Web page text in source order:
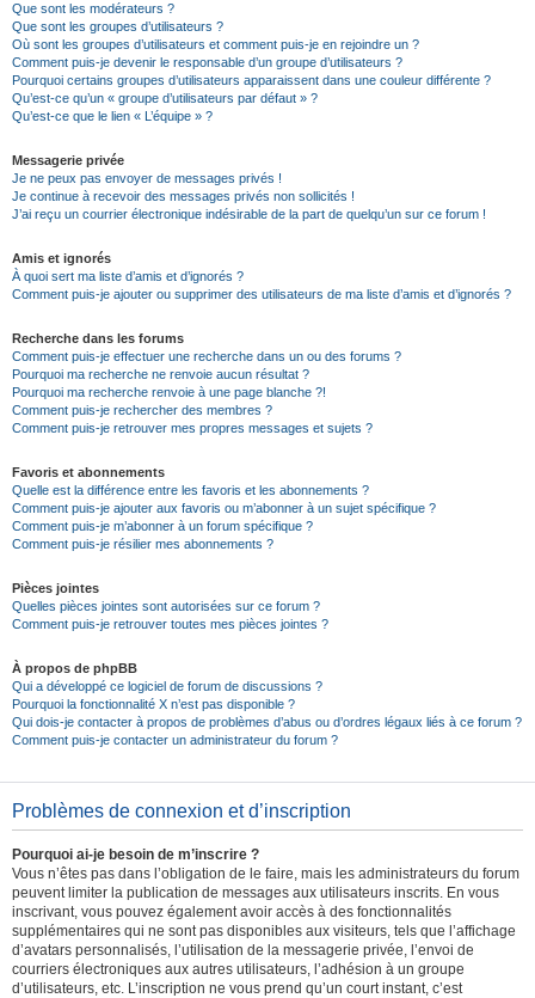
Que sont les modérateurs ?
Que sont les groupes d’utilisateurs ?
Où sont les groupes d’utilisateurs et comment puis-je en rejoindre un ?
Comment puis-je devenir le responsable d’un groupe d’utilisateurs ?
Pourquoi certains groupes d’utilisateurs apparaissent dans une couleur différente ?
Qu’est-ce qu’un « groupe d’utilisateurs par défaut » ?
Qu’est-ce que le lien « L’équipe » ?
Messagerie privée
Je ne peux pas envoyer de messages privés !
Je continue à recevoir des messages privés non sollicités !
J’ai reçu un courrier électronique indésirable de la part de quelqu’un sur ce forum !
Amis et ignorés
À quoi sert ma liste d’amis et d’ignorés ?
Comment puis-je ajouter ou supprimer des utilisateurs de ma liste d’amis et d’ignorés ?
Recherche dans les forums
Comment puis-je effectuer une recherche dans un ou des forums ?
Pourquoi ma recherche ne renvoie aucun résultat ?
Pourquoi ma recherche renvoie à une page blanche ?!
Comment puis-je rechercher des membres ?
Comment puis-je retrouver mes propres messages et sujets ?
Favoris et abonnements
Quelle est la différence entre les favoris et les abonnements ?
Comment puis-je ajouter aux favoris ou m’abonner à un sujet spécifique ?
Comment puis-je m’abonner à un forum spécifique ?
Comment puis-je résilier mes abonnements ?
Pièces jointes
Quelles pièces jointes sont autorisées sur ce forum ?
Comment puis-je retrouver toutes mes pièces jointes ?
À propos de phpBB
Qui a développé ce logiciel de forum de discussions ?
Pourquoi la fonctionnalité X n’est pas disponible ?
Qui dois-je contacter à propos de problèmes d’abus ou d’ordres légaux liés à ce forum ?
Comment puis-je contacter un administrateur du forum ?
Problèmes de connexion et d’inscription
Pourquoi ai-je besoin de m’inscrire ?
Vous n’êtes pas dans l’obligation de le faire, mais les administrateurs du forum
peuvent limiter la publication de messages aux utilisateurs inscrits. En vous
inscrivant, vous pouvez également avoir accès à des fonctionnalités
supplémentaires qui ne sont pas disponibles aux visiteurs, tels que l’affichage
d’avatars personnalisés, l’utilisation de la messagerie privée, l’envoi de
courriers électroniques aux autres utilisateurs, l’adhésion à un groupe
d’utilisateurs, etc. L’inscription ne vous prend qu’un court instant, c’est